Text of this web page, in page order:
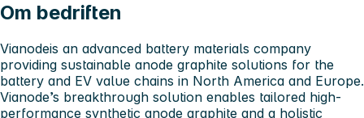
Om bedriften
Vianodeis an advanced battery materials company
providing sustainable anode graphite solutions for the
battery and EV value chains in North America and Europe.
Vianode’s breakthrough solution enables tailored high-
performance synthetic anode graphite and a holistic